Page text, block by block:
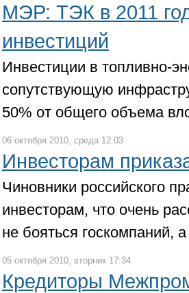
МЭР: ТЭК в 2011
инвестиций
Инвестиции в топливно-
сопутствующую
50% от общего объема
06 октября 2010, среда 12:03
Инвесторам
Чиновники российского
инвесторам, что очень
не бояться госкомпаний,
05 октября 2010, вторник 17:34
Кредиторы